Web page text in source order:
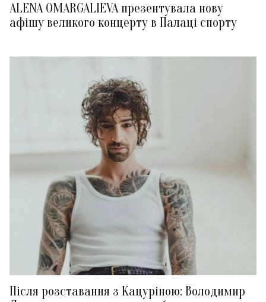
ALENA OMARGALIEVA презентувала нову
афішу великого концерту в Палаці спорту
Після розставання з Кацуріною: Володимир